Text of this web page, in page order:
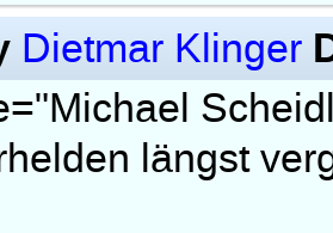
Dietmar Klinger
längst